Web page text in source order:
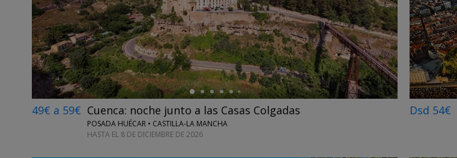
←
49€ a 59€ Cuenca: noche junto a las Casas Colgadas
POSADA HUÉCAR • CASTILLA-LA MANCHA
HASTA EL 8 DE DICIEMBRE DE 2026
←
Dsd 54€